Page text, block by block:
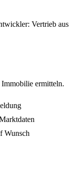
Vertrieb aus
ermitteln.
Wunsch